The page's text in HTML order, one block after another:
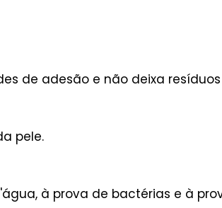
de adesão e não deixa resíduos
pele.
à prova de bactérias e à